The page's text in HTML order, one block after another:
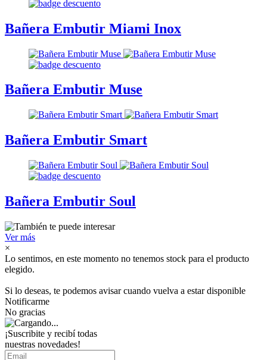
Bañera Embutir Miami Inox
Bañera Embutir Muse
Bañera Embutir Smart
Bañera Embutir Soul
Ver más
×
Lo sentimos, en este momento no tenemos stock para el producto
elegido.
Si lo deseas, te podemos avisar cuando vuelva a estar disponible
Notificarme
No gracias
¡Suscribite y recibí todas
nuestras novedades!